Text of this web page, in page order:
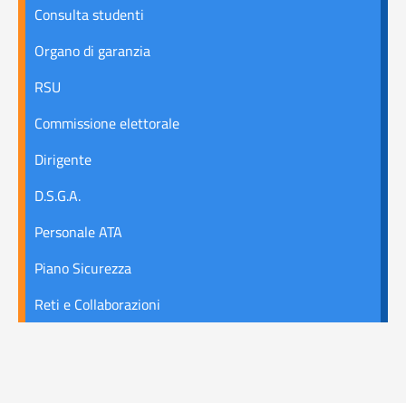
Consulta studenti
Organo di garanzia
RSU
Commissione elettorale
Dirigente
D.S.G.A.
Personale ATA
Piano Sicurezza
Reti e Collaborazioni